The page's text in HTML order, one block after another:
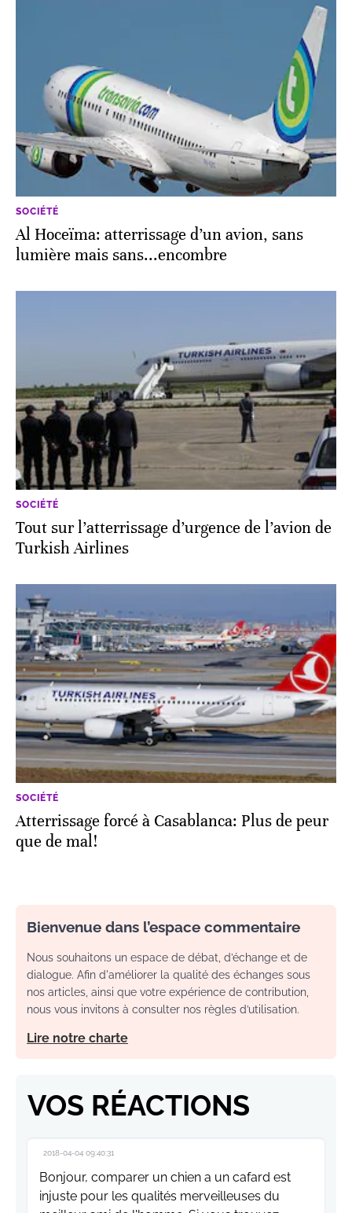
SOCIÉTÉ
Al Hoceïma: atterrissage d’un avion, sans
lumière mais sans...encombre
SOCIÉTÉ
Tout sur l’atterrissage d’urgence de l’avion de
Turkish Airlines
SOCIÉTÉ
Atterrissage forcé à Casablanca: Plus de peur
que de mal!
Bienvenue dans l’espace commentaire
Nous souhaitons un espace de débat, d’échange et de
dialogue. Afin d'améliorer la qualité des échanges sous
nos articles, ainsi que votre expérience de contribution,
nous vous invitons à consulter nos règles d’utilisation.
Lire notre charte
VOS RÉACTIONS
2018-04-04 09:40:31
Bonjour, comparer un chien a un cafard est
injuste pour les qualités merveilleuses du